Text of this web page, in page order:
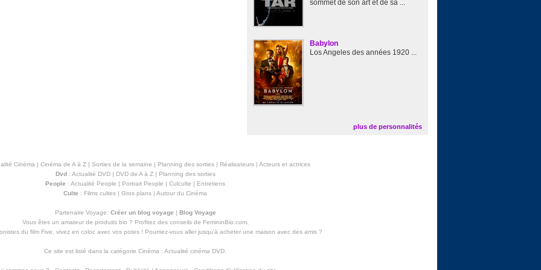
sommet de son art et de sa ...
Babylon
Los Angeles des années 1920 ...
plus de personnalités
Cinéma | Cinéma de A à Z| Sorties de la semaine | Planning des sorties| Réalisateurs| Acteurs et actrices
Dvd: Actualité DVD| DVD de A à Z| Planning des sorties
People : Actualité People | Portrait People | Culculte | Entretiens
Culte : Films cultes | Gros plans | Autour du Cinéma
Partenaire Voyage: Créer un blog voyage | Blog Voyage
Vous êtes un amateur de produits bio ? Profitez des conseils de FemininBio.com.
du film Five, vivez en coloc avec vos potes ! Pourriez-vous aller jusqu'à acheter une maison avec des amis?
Ce site est listé dans la catégorie Cinéma : Actualité cinéma DVD